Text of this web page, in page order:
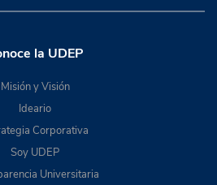
la UDEP
Misión y Visión
Ideario
Corporativa
Soy UDEP
Universitaria